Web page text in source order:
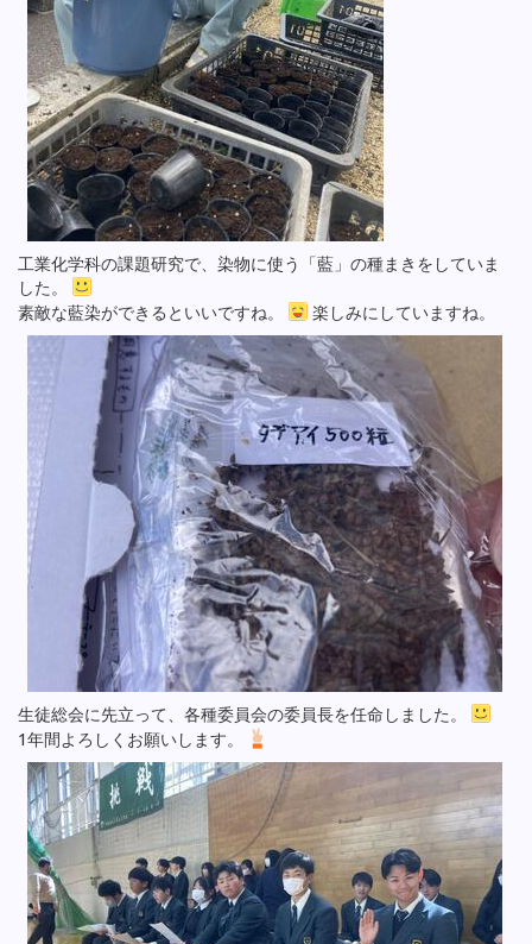
工業化学科の課題研究で、染物に使う「藍」の種まきをしていま
した。
素敵な藍染ができるといいですね。
楽しみにしていますね。
生徒総会に先立って、各種委員会の委員長を任命しました。
1年間よろしくお願いします。